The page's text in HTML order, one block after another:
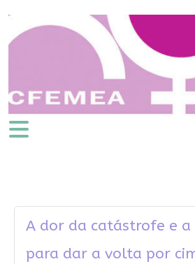
A dor da catástrofe e a
para dar a volta por